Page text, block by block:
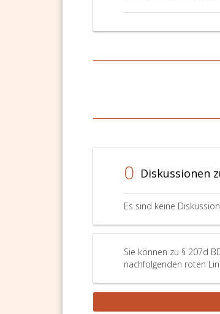
0 Diskussionen
Es sind keine
Sie können zu § 207d
nachfolgenden roten